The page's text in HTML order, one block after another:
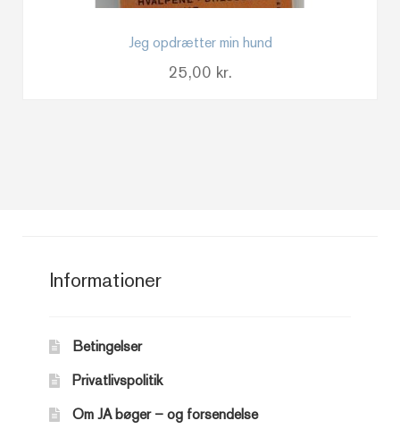
Jeg opdrætter min hund
25,00 kr.
Informationer
Betingelser
Privatlivspolitik
Om JA bøger – og forsendelse